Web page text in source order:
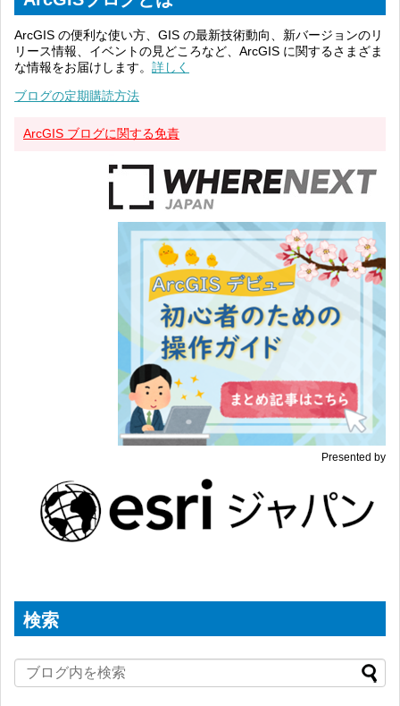
ArcGIS の便利な使い方、GIS の最新技術動向、新バージョンのリ
リース情報、イベントの見どころなど、ArcGIS に関するさまざま
な情報をお届けします。 詳しく
ブログの定期購読方法
ArcGIS ブログに関する免責
Presented by
検索